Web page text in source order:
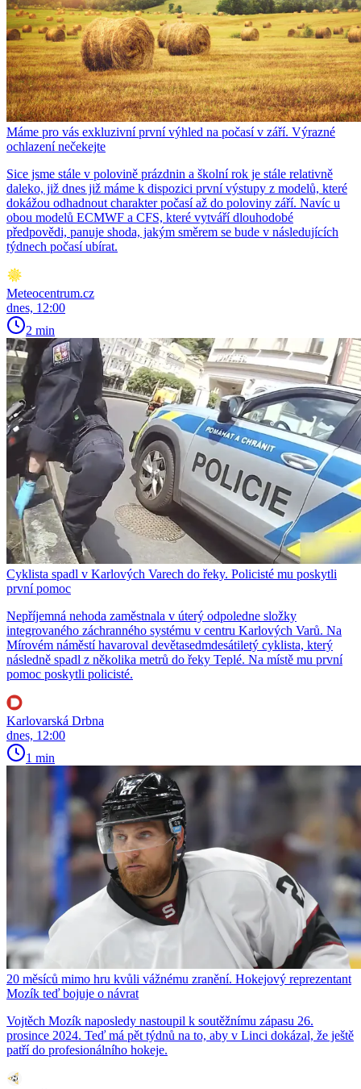
Máme pro vás exkluzivní první výhled na počasí v září. Výrazné
ochlazení nečekejte
Sice jsme stále v polovině prázdnin a školní rok je stále relativně
daleko, již dnes již máme k dispozici první výstupy z modelů, které
dokážou odhadnout charakter počasí až do poloviny září. Navíc u
obou modelů ECMWF a CFS, které vytváří dlouhodobé
předpovědi, panuje shoda, jakým směrem se bude v následujících
týdnech počasí ubírat.
Meteocentrum.cz
dnes, 12:00
2 min
Cyklista spadl v Karlových Varech do řeky. Policisté mu poskytli
první pomoc
Nepříjemná nehoda zaměstnala v úterý odpoledne složky
integrovaného záchranného systému v centru Karlových Varů. Na
Mírovém náměstí havaroval devětasedmdesátiletý cyklista, který
následně spadl z několika metrů do řeky Teplé. Na místě mu první
pomoc poskytli policisté.
Karlovarská Drbna
dnes, 12:00
1 min
20 měsíců mimo hru kvůli vážnému zranění. Hokejový reprezentant
Mozík teď bojuje o návrat
Vojtěch Mozík naposledy nastoupil k soutěžnímu zápasu 26.
prosince 2024. Teď má pět týdnů na to, aby v Linci dokázal, že ještě
patří do profesionálního hokeje.